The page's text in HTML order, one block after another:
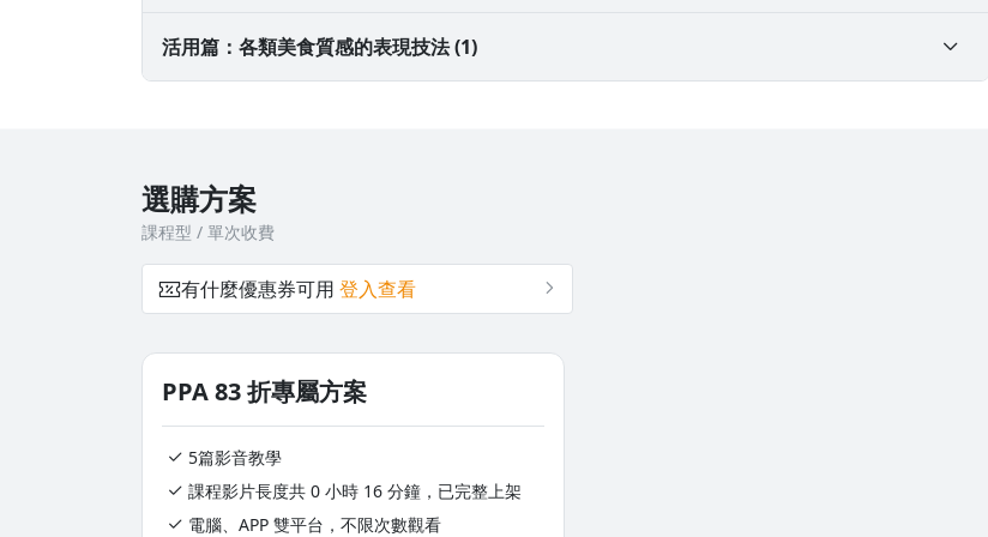
檸檬派
活用篇：各類美食質感的表現技法 (1)
選購方案
課程型 / 單次收費
有什麼優惠券可用 登入查看
PPA 83 折專屬方案
5篇影音教學
課程影片長度共 0 小時 16 分鐘，已完整上架
電腦、APP 雙平台，不限次數觀看